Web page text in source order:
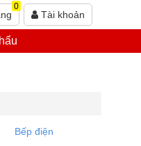
0
Tài khoản
Bếp điện